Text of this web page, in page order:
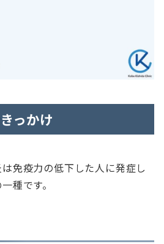
っかけ
免疫力の低下した人に発症し
種です。